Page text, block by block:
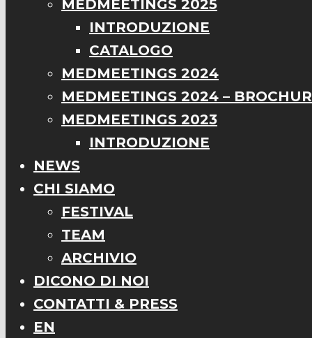
MEDMEETINGS 2025
INTRODUZIONE
CATALOGO
MEDMEETINGS 2024
MEDMEETINGS 2024 –
MEDMEETINGS 2023
INTRODUZIONE
NEWS
CHI SIAMO
FESTIVAL
TEAM
ARCHIVIO
DICONO DI NOI
CONTATTI & PRESS
EN